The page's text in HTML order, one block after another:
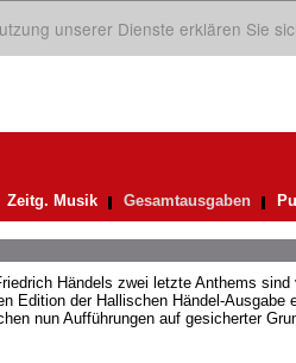
unserer Dienste erklären Sie
Zeitg. Musik Gesamtausgaben
Händels zwei letzte Anthems sind
Edition der Hallischen Händel-Ausgabe
nun Aufführungen auf gesicherter